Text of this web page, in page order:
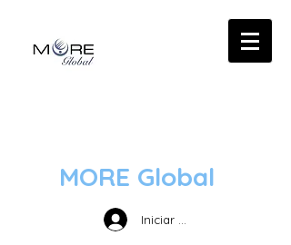
MORE Global
Iniciar sesión